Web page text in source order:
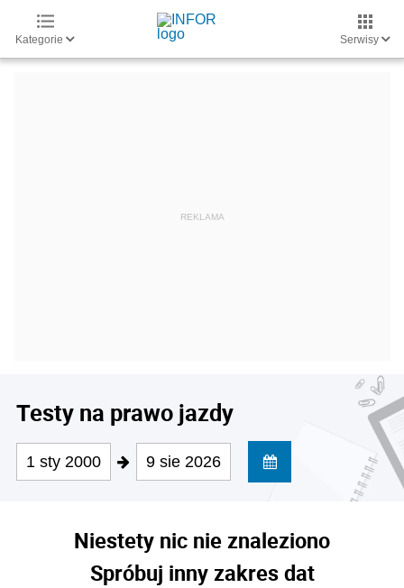
Kategorie Serwisy
Testy na prawo jazdy
1 sty 2000 9 sie 2026
Niestety nic nie znaleziono
Spróbuj inny zakres dat